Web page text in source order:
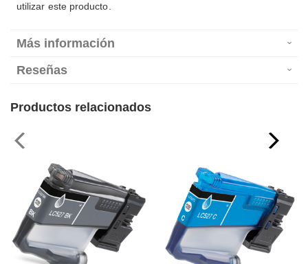
utilizar este producto.
Más información
Reseñas
Productos relacionados